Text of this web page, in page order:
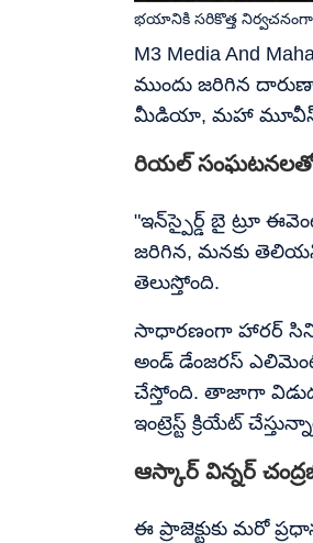
M3 Media And
ముందు జరిగిన
మీడియా, మహా మూవీస్
భయానికి సరికొత్త నిర్వచనంగా
రియల్
"ఇన్‌స్పైర్డ్ బై ట్రూ
జరిగిన, మనకు తెలియని
తెలుస్తోంది.
సాధారణంగా హారర్
అండ్ డేంజరస్
చేస్తోంది. తాజాగా
ఇంట్రెస్ట్ క్రియేట్
ఆస్కార్ విన్నర్
ఈ ప్రాజెక్టుకు మరో